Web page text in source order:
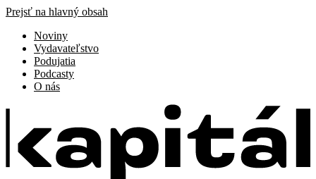
Prejsť na hlavný obsah
Noviny
Vydavateľstvo
Podujatia
Podcasty
O nás